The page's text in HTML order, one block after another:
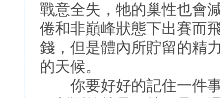
戰意全失，牠的巢性也會
倦和非巔峰狀態下出賽而
錢，但是體內所貯留的精
的天候。
你要好好的記住一件事